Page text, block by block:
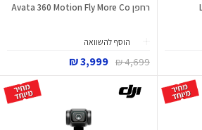
רחפן Avata 360 Motion Fly More Co
הוסף להשוואה
4,699 ₪
3,999 ₪